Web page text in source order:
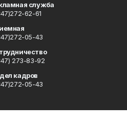
служба
62-61
05-43
273-83-92
кадров
05-43